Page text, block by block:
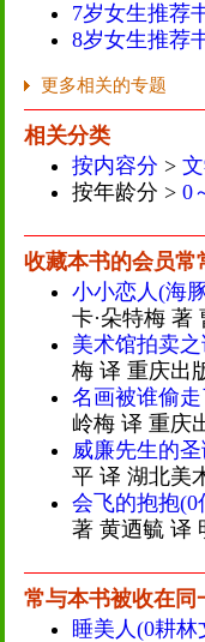
7岁女生推荐
8岁女生推荐
更多相关的专题
相关分类
按内容分 >
按年龄分 > 0
收藏本书的会员常
小小恋人(海
卡·朵特梅 著
美术馆拍卖
梅 译 重庆出
名画被谁偷
岭梅 译 重庆
威廉先生的
平 译 湖北美
会飞的抱抱
著 黄迺毓 译
常与本书被收在同
睡美人(0耕